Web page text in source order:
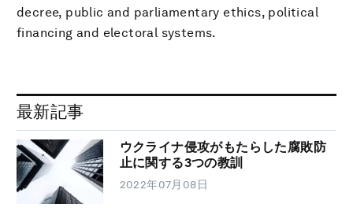
decree, public and parliamentary ethics, political
financing and electoral systems.
最新記事
ウクライナ侵攻がもたらした腐敗防
止に関する3つの教訓
2022年07月08日